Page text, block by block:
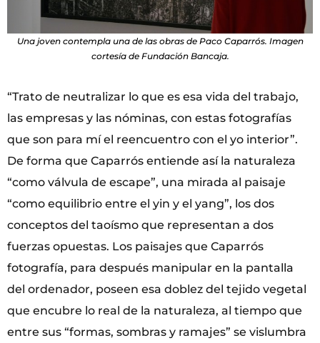
Una joven contempla una de las obras de Paco Caparrós. Imagen
cortesía de Fundación Bancaja.
“Trato de neutralizar lo que es esa vida del trabajo,
las empresas y las nóminas, con estas fotografías
que son para mí el reencuentro con el yo interior”.
De forma que Caparrós entiende así la naturaleza
“como válvula de escape”, una mirada al paisaje
“como equilibrio entre el yin y el yang”, los dos
conceptos del taoísmo que representan a dos
fuerzas opuestas. Los paisajes que Caparrós
fotografía, para después manipular en la pantalla
del ordenador, poseen esa doblez del tejido vegetal
que encubre lo real de la naturaleza, al tiempo que
entre sus “formas, sombras y ramajes” se vislumbra